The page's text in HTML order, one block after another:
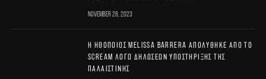
November 28, 2023
Η ηθοποιός Melissa Barrera απολύθηκε από το
Scream λόγω δηλώσεων υποστήριξης της
Παλαιστίνης